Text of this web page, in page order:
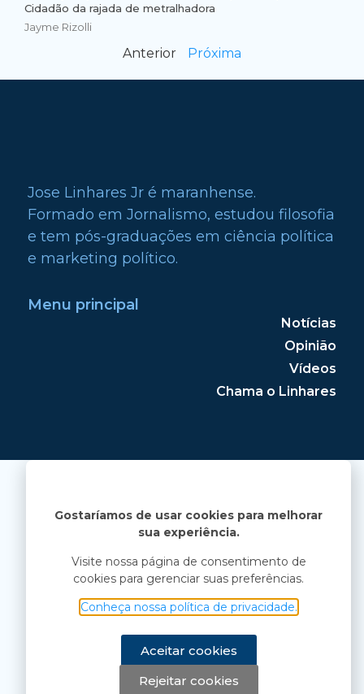
Cidadão da rajada de metralhadora
Jayme Rizolli
Anterior Próxima
Jose Linhares Jr é maranhense.
Formado em Jornalismo, estudou filosofia
e tem pós-graduações em ciência política
e marketing político.
Menu principal
Notícias
Opinião
Vídeos
Chama o Linhares
Gostaríamos de usar cookies para melhorar
sua experiência.
Visite nossa página de consentimento de
cookies para gerenciar suas preferências.
Conheça nossa política de privacidade.
Aceitar cookies
Rejeitar cookies